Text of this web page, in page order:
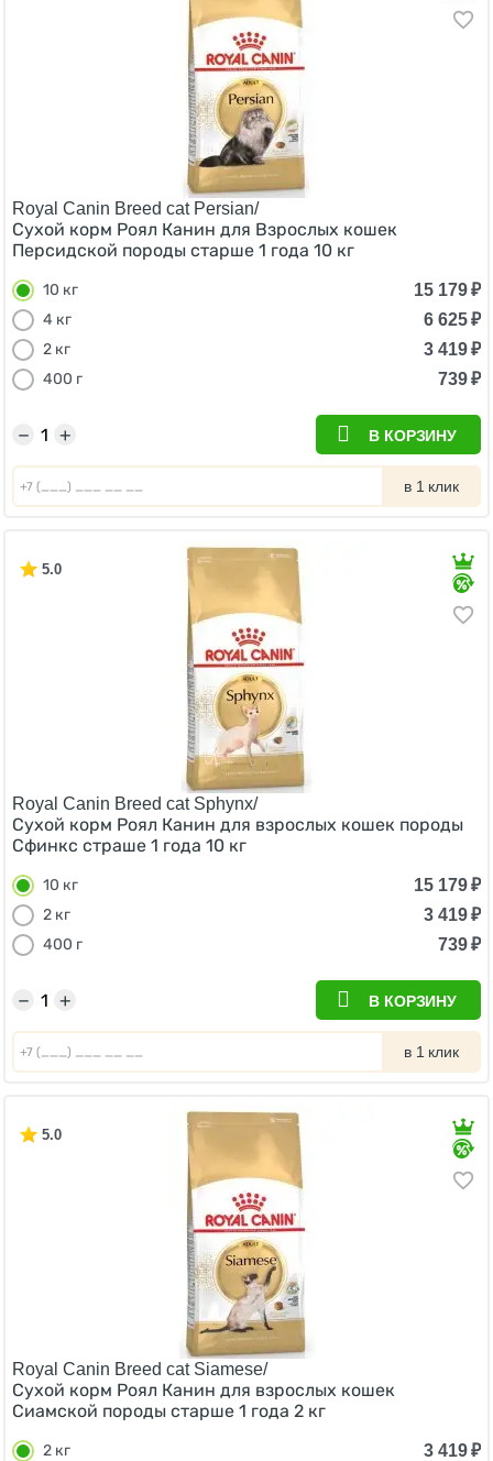
Royal Canin Breed cat Persian/
Сухой корм Роял Канин для Взрослых кошек
Персидской породы старше 1 года 10 кг
10 кг 15 179₽
4 кг
6 625₽
2 кг
3 419₽
400 г
739₽
+
− В КОРЗИНУ
в 1 клик
5.0
Royal Canin Breed cat Sphynx/
Сухой корм Роял Канин для взрослых кошек породы
Сфинкс страше 1 года 10 кг
10 кг 15 179₽
2 кг
3 419₽
400 г
739₽
+
− В КОРЗИНУ
в 1 клик
5.0
Royal Canin Breed cat Siamese/
Сухой корм Роял Канин для взрослых кошек
Сиамской породы старше 1 года 2 кг
2 кг 3 419₽